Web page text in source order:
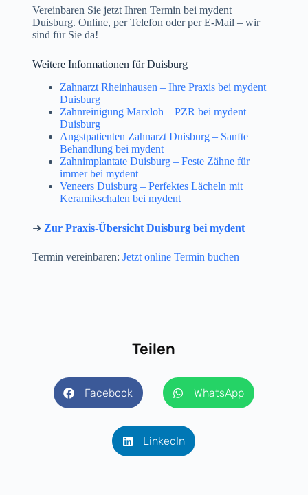
Vereinbaren Sie jetzt Ihren Termin bei mydent
Duisburg. Online, per Telefon oder per E-Mail – wir
sind für Sie da!
Weitere Informationen für Duisburg
Zahnarzt Rheinhausen – Ihre Praxis bei mydent
Duisburg
Zahnreinigung Marxloh – PZR bei mydent
Duisburg
Angstpatienten Zahnarzt Duisburg – Sanfte
Behandlung bei mydent
Zahnimplantate Duisburg – Feste Zähne für
immer bei mydent
Veneers Duisburg – Perfektes Lächeln mit
Keramikschalen bei mydent
➜ Zur Praxis-Übersicht Duisburg bei mydent
Termin vereinbaren: Jetzt online Termin buchen
Teilen
Facebook WhatsApp
LinkedIn